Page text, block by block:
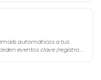
automáticos a tus
eventos clave (registro,